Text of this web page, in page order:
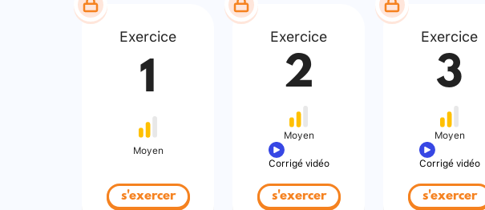
Exercice
1
Moyen
s'exercer
Exercice
2
Moyen
Corrigé vidéo
s'exercer
Exercice
3
Moyen
Corrigé vidéo
s'exercer